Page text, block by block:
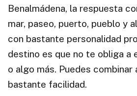
Benalmádena, la respuesta
mar, paseo, puerto, pueblo y
con bastante personalidad
destino es que no te obliga a
o algo más. Puedes combinar
bastante facilidad.